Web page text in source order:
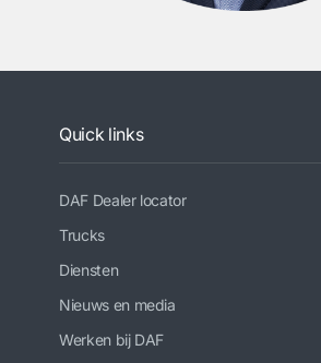
Quick links
DAF Dealer locator
Trucks
Diensten
Nieuws en media
Werken bij DAF